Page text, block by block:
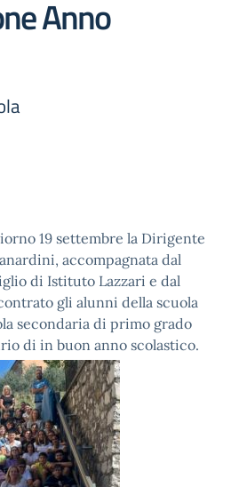
Anno
19 settembre la Dirigente
accompagnata dal
di Istituto Lazzari e dal
gli alunni della scuola
secondaria di primo grado
di in buon anno scolastico.